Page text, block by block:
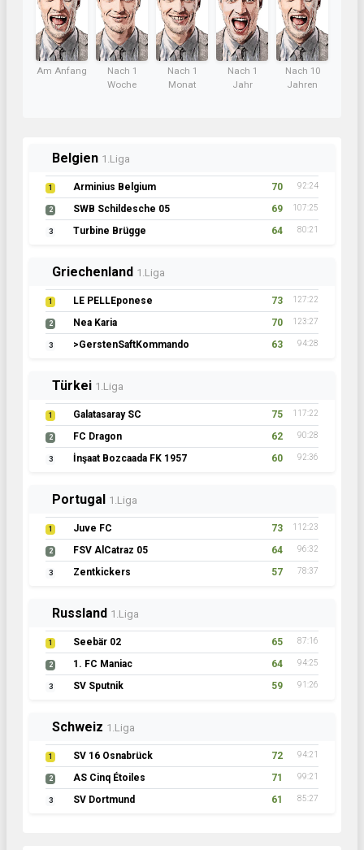
Am Anfang
Nach 1
Woche
Nach 1
Monat
Nach 1
Jahr
Nach 10
Jahren
Belgien 1.Liga
1 Arminius Belgium 70 92:24
2 SWB Schildesche 05 69 107:25
3 Turbine Brügge 64 80:21
Griechenland 1.Liga
1 LE PELLEponese 73 127:22
2 Nea Karia 70 123:27
3 >GerstenSaftKommando 63 94:28
Türkei 1.Liga
1 Galatasaray SC 75 117:22
2 FC Dragon 62 90:28
3 İnşaat Bozcaada FK 1957 60 92:36
Portugal 1.Liga
1 Juve FC 73 112:23
2 FSV AlCatraz 05 64 96:32
3 Zentkickers 57 78:37
Russland 1.Liga
1 Seebär 02 65 87:16
2 1. FC Maniac 64 94:25
3 SV Sputnik 59 91:26
Schweiz 1.Liga
1 SV 16 Osnabrück 72 94:21
2 AS Cinq Étoiles 71 99:21
3 SV Dortmund 61 85:27